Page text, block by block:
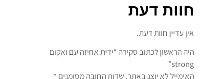
חוות דעת
אין עדיין חוות דעת.
היה הראשון לכתוב סקירה “ידית אחיזה עם ואקום
strong”
האימייל לא יוצג באתר. שדות החובה מסומנים *